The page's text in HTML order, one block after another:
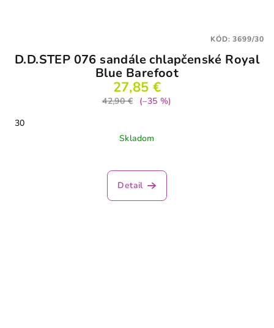
D.D.STEP 076 sandále chlapčenské Royal
Blue Barefoot
27,85 €
42,90 €
(–35 %)
30
Skladom
Detail
KÓD:3699/30